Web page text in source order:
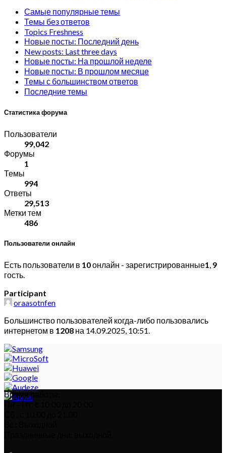
Самые популярные темы
Темы без ответов
Topics Freshness
Новые посты: Последний день
New posts: Last three days
Новые посты: На прошлой неделе
Новые посты: В прошлом месяце
Темы с большинством ответов
Последние темы
Статистика форума
Пользователи
99,042
Форумы
1
Темы
994
Ответы
29,513
Метки тем
486
Пользователи онлайн
Есть пользователи в 10онлайн - зарегистрированные1, 9
гость.
Participant
oraasotnfen
Большинство пользователей когда-либо пользовались
интернетом в 1208 на 14.09.2025, 10:51.
Время работы:
Пн – Пт: с 10:00 до 20:00